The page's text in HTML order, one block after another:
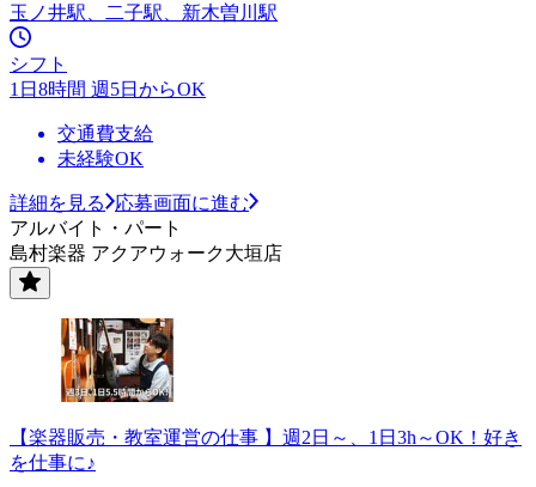
玉ノ井駅、二子駅、新木曽川駅
シフト
1日8時間 週5日からOK
交通費支給
未経験OK
詳細を見る
応募画面に進む
アルバイト・パート
島村楽器 アクアウォーク大垣店
【楽器販売・教室運営の仕事 】週2日～、1日3h～OK！好き
を仕事に♪